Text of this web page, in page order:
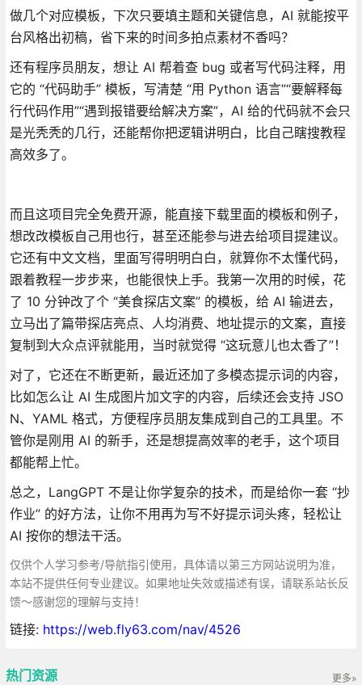
做几个对应模板，下次只要填主题和关键信息，AI 就能按平
台风格出初稿，省下来的时间多拍点素材不香吗？
还有程序员朋友，想让 AI 帮着查 bug 或者写代码注释，用
它的 “代码助手” 模板，写清楚 “用 Python 语言”“要解释每
行代码作用”“遇到报错要给解决方案”，AI 给的代码就不会只
是光秃秃的几行，还能帮你把逻辑讲明白，比自己瞎搜教程
高效多了。
而且这项目完全免费开源，能直接下载里面的模板和例子，
想改改模板自己用也行，甚至还能参与进去给项目提建议。
它还有中文文档，里面写得明明白白，就算你不太懂代码，
跟着教程一步步来，也能很快上手。我第一次用的时候，花
了 10 分钟改了个 “美食探店文案” 的模板，给 AI 输进去，
立马出了篇带探店亮点、人均消费、地址提示的文案，直接
复制到大众点评就能用，当时就觉得 “这玩意儿也太香了”！
对了，它还在不断更新，最近还加了多模态提示词的内容，
比如怎么让 AI 生成图片加文字的内容，后续还会支持 JSO
N、YAML 格式，方便程序员朋友集成到自己的工具里。不
管你是刚用 AI 的新手，还是想提高效率的老手，这个项目
都能帮上忙。
总之，LangGPT 不是让你学复杂的技术，而是给你一套 “抄
作业” 的好方法，让你不用再为写不好提示词头疼，轻松让
AI 按你的想法干活。
仅供个人学习参考/导航指引使用，具体请以第三方网站说明为准，
本站不提供任何专业建议。如果地址失效或描述有误，请联系站长反
馈～感谢您的理解与支持！
链接: https://web.fly63.com/nav/4526
更多»
热门资源